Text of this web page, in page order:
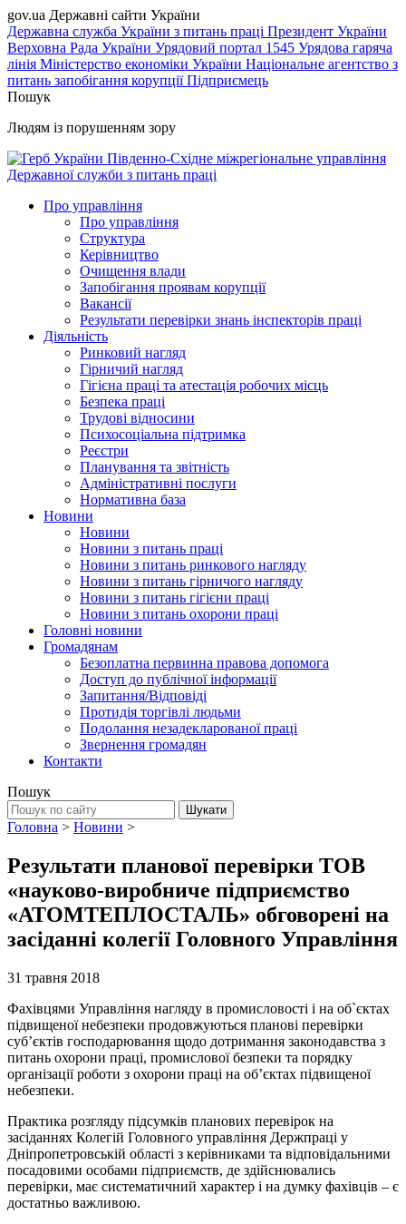
gov.ua Державні сайти України
Державна служба України з питань праці Президент України
Верховна Рада України Урядовий портал 1545 Урядова гаряча
лінія Міністерство економіки України Національне агентство з
питань запобігання корупціїПідприємець
Пошук
Людям із порушенням зору
Південно-Східне міжрегіональне управління
Державної служби з питань праці
Про управління
Про управління
Структура
Керівництво
Очищення влади
Запобігання проявам корупції
Вакансії
Результати перевірки знань інспекторів праці
Діяльність
Ринковий нагляд
Гірничий нагляд
Гігієна праці та атестація робочих місць
Безпека праці
Трудові відносини
Психосоціальна підтримка
Реєстри
Планування та звітність
Адміністративні послуги
Нормативна база
Новини
Новини
Новини з питань праці
Новини з питань ринкового нагляду
Новини з питань гірничого нагляду
Новини з питань гігієни праці
Новини з питань охорони праці
Головні новини
Громадянам
Безоплатна первинна правова допомога
Доступ до публічної інформації
Запитання/Відповіді
Протидія торгівлі людьми
Подолання незадекларованої праці
Звернення громадян
Контакти
Пошук
Головна > Новини >
Результати планової перевірки ТОВ
«науково-виробниче підприємство
«АТОМТЕПЛОСТАЛЬ» обговорені на
засіданні колегії Головного Управління
31 травня 2018
Фахівцями Управління нагляду в промисловості і на об`єктах
підвищеної небезпеки продовжуються планові перевірки
суб’єктів господарювання щодо дотримання законодавства з
питань охорони праці, промислової безпеки та порядку
організації роботи з охорони праці на об’єктах підвищеної
небезпеки.
Практика розгляду підсумків планових перевірок на
засіданнях Колегій Головного управління Держпраці у
Дніпропетровській області з керівниками та відповідальними
посадовими особами підприємств, де здійснювались
перевірки, має систематичний характер і на думку фахівців – є
достатньо важливою.